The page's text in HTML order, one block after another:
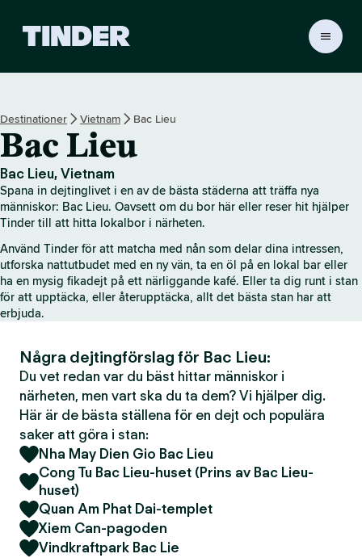
r
s
a
r
t
i
d
a
Destinationer Vietnam Bac Lieu
Bac Lieu
Bac Lieu, Vietnam
Spana in dejtinglivet i en av de bästa städerna att träffa nya
människor: Bac Lieu. Oavsett om du bor här eller reser hit hjälper
Tinder till att hitta lokalbor i närheten.
Använd Tinder för att matcha med nån som delar dina intressen,
utforska nattutbudet med en ny vän, ta en öl på en lokal bar eller
ha en mysig fikadejt på ett närliggande kafé. Eller ta dig runt i stan
för att upptäcka, eller återupptäcka, allt det bästa stan har att
erbjuda.
Några dejtingförslag för Bac Lieu:
Du vet redan var du bäst hittar människor i
närheten, men vart ska du ta dem? Vi hjälper dig.
Här är de bästa ställena för en dejt och populära
saker att göra i stan:
Nha May Dien Gio Bac Lieu
Cong Tu Bac Lieu-huset (Prins av Bac Lieu-
huset)
Quan Am Phat Dai-templet
Xiem Can-pagoden
Vindkraftpark Bac Lie